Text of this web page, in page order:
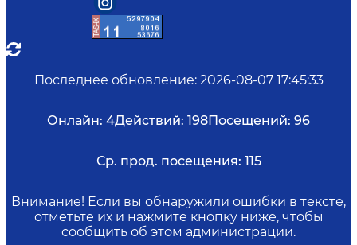
Последнее обновление: 2026-08-07 17:45:33
Онлайн: 4Действий: 198Посещений: 96
Ср. прод. посещения: 115
Внимание! Если вы обнаружили ошибки в тексте,
отметьте их и нажмите кнопку ниже, чтобы
сообщить об этом администрации.